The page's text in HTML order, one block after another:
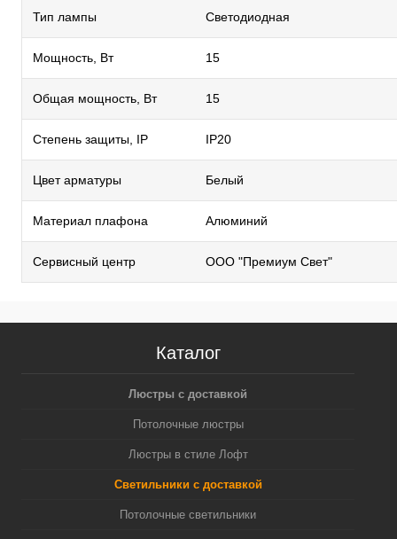
Тип лампы Светодиодная
Мощность, Вт 15
Общая мощность, Вт 15
Степень защиты, IP IP20
Цвет арматуры Белый
Материал плафона Алюминий
Сервисный центр ООО "Премиум Свет"
Каталог
Люстры с доставкой
Потолочные люстры
Люстры в стиле Лофт
Светильники с доставкой
Потолочные светильники